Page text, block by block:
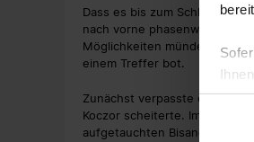
Dass es bis zum Schluss
nach vorne phasenweise
Möglichkeiten mündete
einem Treffer bot.
Zunächst verpasste der
Koczor scheiterte. Im
aufgetauchten Bisanovic ab.